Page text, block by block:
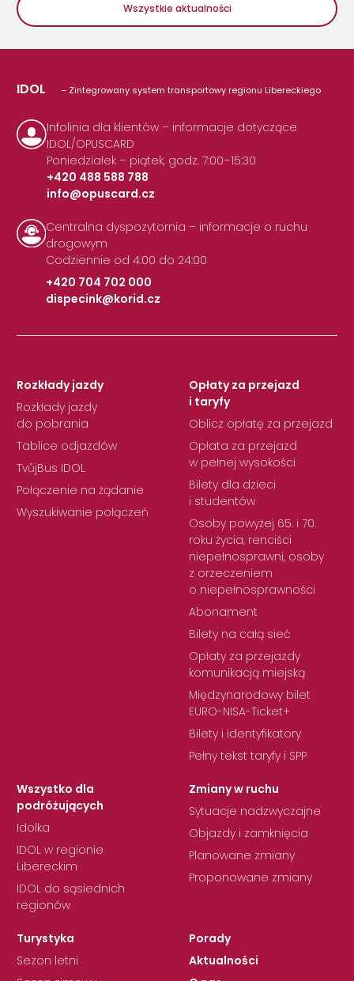
Wszystkie aktualności
IDOL – Zintegrowany system transportowy regionu Libereckiego
Infolinia dla klientów – informacje dotyczące
IDOL/OPUSCARD
Poniedziałek – piątek, godz. 7:00–15:30
+420 488 588 788
|
info@opuscard.cz
Centralna dyspozytornia – informacje o ruchu
drogowym
Codziennie od 4:00 do 24:00
+420 704 702 000
|
dispecink@korid.cz
Rozkłady jazdy
Rozkłady jazdy
do pobrania
Tablice odjazdów
TvůjBus IDOL
Połączenie na żądanie
Wyszukiwanie połączeń
Opłaty za przejazd
i taryfy
Oblicz opłatę za przejazd
Opłata za przejazd
w pełnej wysokości
Bilety dla dzieci
i studentów
Osoby powyżej 65. i 70.
roku życia, renciści
niepełnosprawni, osoby
z orzeczeniem
o niepełnosprawności
Abonament
Bilety na całą sieć
Opłaty za przejazdy
komunikacją miejską
Międzynarodowy bilet
EURO-NISA-Ticket+
Bilety i identyfikatory
Pełny tekst taryfy i SPP
Wszystko dla
podróżujących
Idolka
IDOL w regionie
Libereckim
IDOL do sąsiednich
regionów
Zmiany w ruchu
Sytuacje nadzwyczajne
Objazdy i zamknięcia
Planowane zmiany
Proponowane zmiany
Turystyka
Sezon letni
Porady
Aktualności